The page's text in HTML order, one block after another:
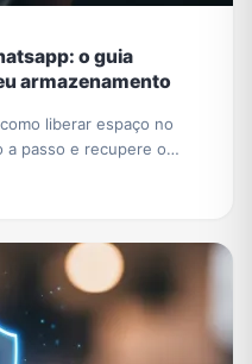
o guia
armazenamento
liberar espaço no
a passo e recupere o
mesmo.